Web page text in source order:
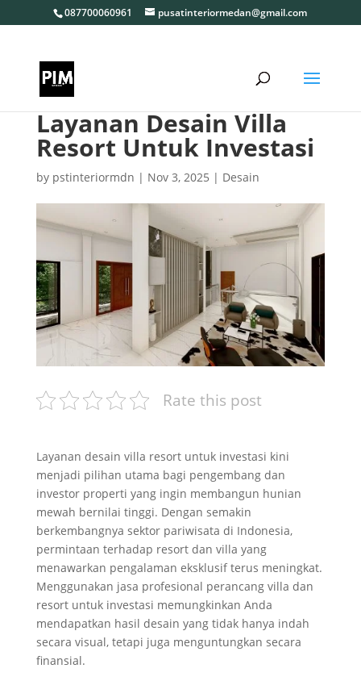
087700060961 pusatinteriormedan@gmail.com
Layanan Desain Villa
Resort Untuk Investasi
by pstinteriormdn | Nov 3, 2025 | Desain
Rate this post
Layanan desain villa resort untuk investasi kini
menjadi pilihan utama bagi pengembang dan
investor properti yang ingin membangun hunian
mewah bernilai tinggi. Dengan semakin
berkembangnya sektor pariwisata di Indonesia,
permintaan terhadap resort dan villa yang
menawarkan pengalaman eksklusif terus meningkat.
Menggunakan jasa profesional perancang villa dan
resort untuk investasi memungkinkan Anda
mendapatkan hasil desain yang tidak hanya indah
secara visual, tetapi juga menguntungkan secara
finansial.